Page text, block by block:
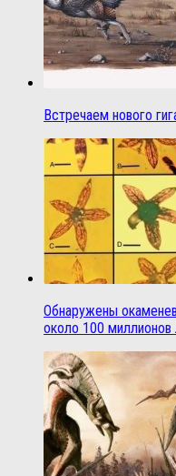
Встречаем нового
Обнаружены
около 100 миллионов